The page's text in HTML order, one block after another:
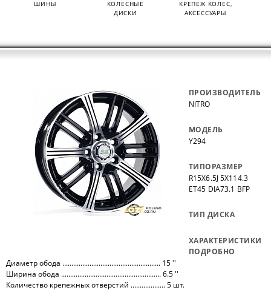
ШИНЫ
КОЛЕСНЫЕ
ДИСКИ
КРЕПЕЖ КОЛЕС,
АКСЕССУАРЫ
ПРОИЗВОДИТЕЛЬ
NITRO
МОДЕЛЬ
Y294
ТИПОРАЗМЕР
R15X6.5J 5X114.3
ET45 DIA73.1 BFP
ТИП ДИСКА
ХАРАКТЕРИСТИКИ
ПОДРОБНО
Диаметр обода ...................................................... 15 ''
Ширина обода ....................................................... 6.5 ''
Количество крепежных отверстий ................... 5 шт.